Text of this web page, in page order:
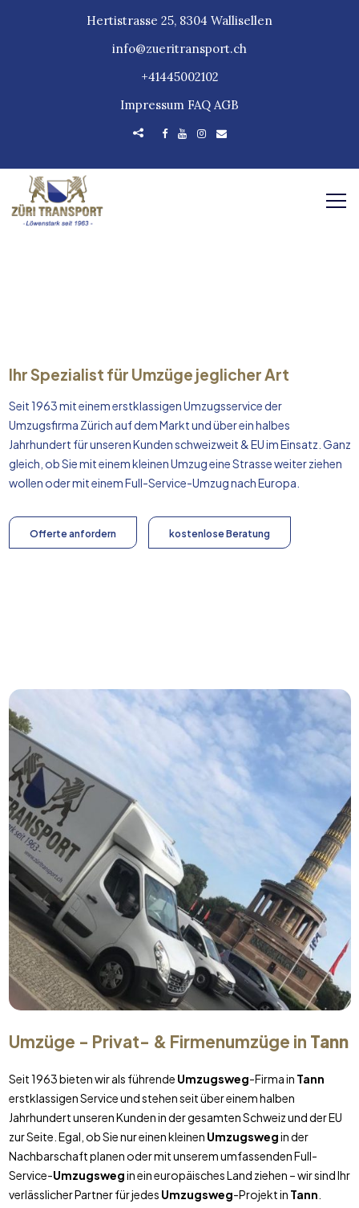
Hertistrasse 25, 8304 Wallisellen
info@zueritransport.ch
+41445002102
Impressum FAQ AGB
Ihr Spezialist für Umzüge jeglicher Art
Seit 1963 mit einem erstklassigen Umzugsservice der
Umzugsfirma Zürich auf dem Markt und über ein halbes
Jahrhundert für unseren Kunden schweizweit & EU im Einsatz. Ganz
gleich, ob Sie mit einem kleinen Umzug eine Strasse weiter ziehen
wollen oder mit einem Full-Service-Umzug nachEuropa
Offerte anfordern kostenlose Beratung
Umzüge - Privat- & Firmenumzüge in Tann
Seit 1963 bieten wir als führende Umzugsweg-Firma in Tann
erstklassigen Service und stehen seit über einem halben
Jahrhundert unseren Kunden in der gesamten Schweiz und der EU
zur Seite. Egal, ob Sie nur einen kleinen Umzugswegin der
Nachbarschaft planen oder mit unserem umfassenden Full-
Service-Umzugswegin ein europäisches Land ziehen – wir sind Ihr
verlässlicher Partner für jedes Umzugsweg-Projekt in Tann